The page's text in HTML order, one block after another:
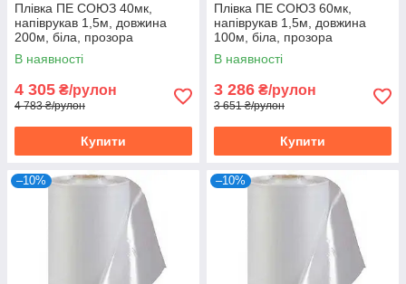
Плівка ПЕ СОЮЗ 40мк,
напіврукав 1,5м, довжина
200м, біла, прозора
В наявності
4 305 ₴/рулон
4 783 ₴/рулон
Купити
Плівка ПЕ СОЮЗ 60мк,
напіврукав 1,5м, довжина
100м, біла, прозора
В наявності
3 286 ₴/рулон
3 651 ₴/рулон
Купити
–10% –10%